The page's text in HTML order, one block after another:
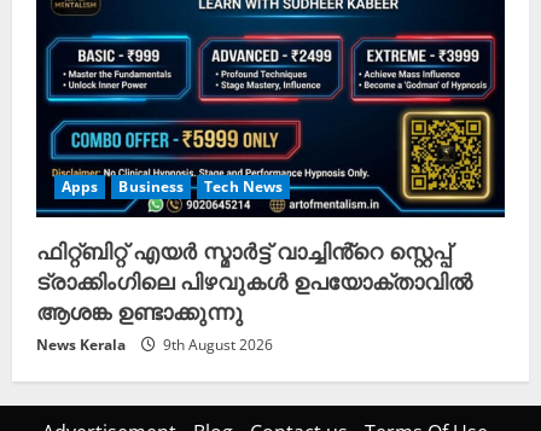
Apps Business Tech News
ഫിറ്റ്‌ബിറ്റ് എയർ സ്മാർട്ട് വാച്ചിൻ്റെ സ്റ്റെപ്പ്
ട്രാക്കിംഗിലെ പിഴവുകൾ ഉപയോക്താവിൽ
ആശങ്ക ഉണ്ടാക്കുന്നു
News Kerala 9th August 2026